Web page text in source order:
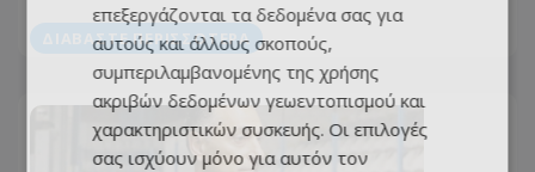
ΔΙΑΒΆΣΤΕ ΠΕΡΙΣΣΌΤΕΡΑ
επεξεργάζονται τα δεδομένα σας για
αυτούς και άλλους σκοπούς,
συμπεριλαμβανομένης της χρήσης
ακριβών δεδομένων γεωεντοπισμού και
χαρακτηριστικών συσκευής. Οι επιλογές
σας ισχύουν μόνο για αυτόν τον